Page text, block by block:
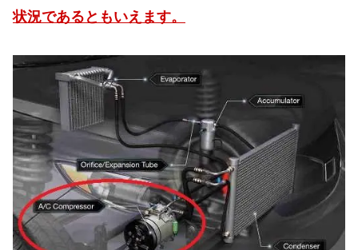
状況であるともいえます。